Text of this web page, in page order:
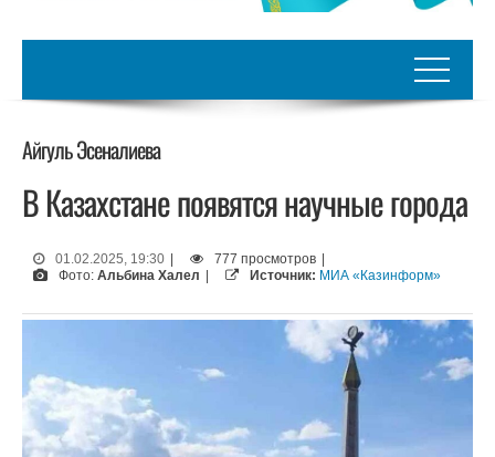
Айгуль Эсеналиева
В Казахстане появятся научные города
01.02.2025, 19:30 777 просмотров
Фото: Альбина Халел Источник: МИА «Казинформ»